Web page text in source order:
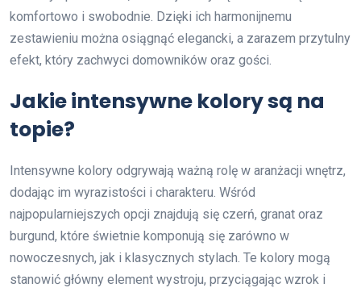
komfortowo i swobodnie. Dzięki ich harmonijnemu
zestawieniu można osiągnąć elegancki, a zarazem przytulny
efekt, który zachwyci domowników oraz gości.
Jakie intensywne kolory są na
topie?
Intensywne kolory odgrywają ważną rolę w aranżacji wnętrz,
dodając im wyrazistości i charakteru. Wśród
najpopularniejszych opcji znajdują się czerń, granat oraz
burgund, które świetnie komponują się zarówno w
nowoczesnych, jak i klasycznych stylach. Te kolory mogą
stanowić główny element wystroju, przyciągając wzrok i